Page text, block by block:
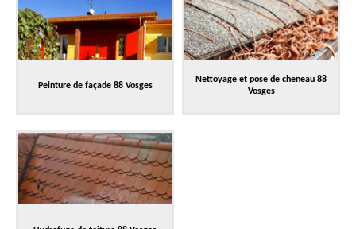
Peinture de façade 88 Vosges
Nettoyage et pose de cheneau 88
Vosges